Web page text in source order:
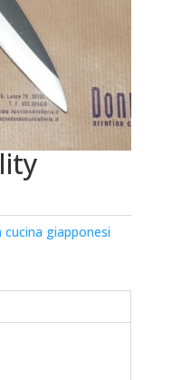
cucina giapponesi